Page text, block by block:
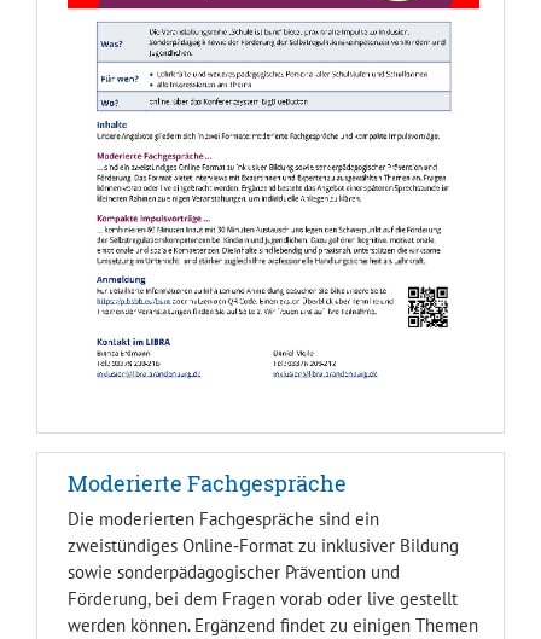
Moderierte Fachgespräche
Die moderierten Fachgespräche sind ein
zweistündiges Online‑Format zu inklusiver Bildung
sowie sonderpädagogischer Prävention und
Förderung, bei dem Fragen vorab oder live gestellt
werden können. Ergänzend findet zu einigen Themen